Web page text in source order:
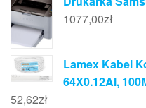
1077,00zł
Lamex Kabel
64X0.12Al,
52,62zł